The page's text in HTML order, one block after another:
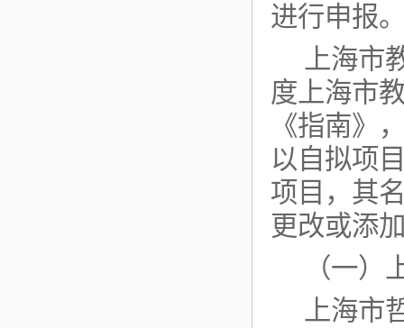
进行申报
上海市
度上海市
《指南》
以自拟项
项目，其
更改或添
（一
上海市